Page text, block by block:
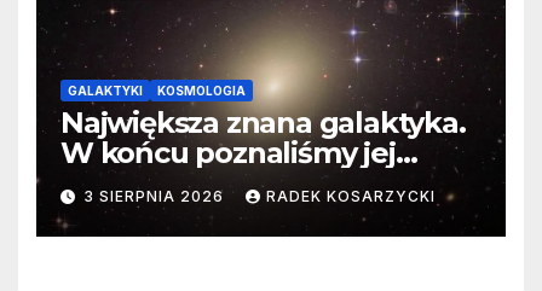
GALAKTYKI KOSMOLOGIA
Największa znana galaktyka.
W końcu poznaliśmy jej
faktyczne wymiary
3 SIERPNIA 2026 RADEK KOSARZYCKI